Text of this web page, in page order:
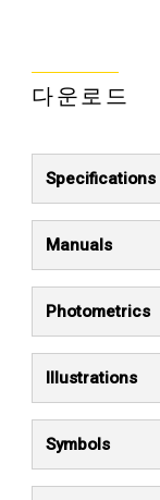
다운로드
Specifications
Manuals
Photometrics
Illustrations
Symbols